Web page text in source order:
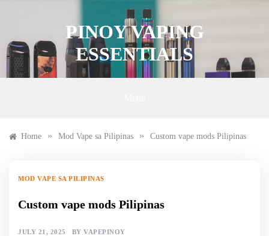
PINOY VAPING
ESSENTIALS
Home » Mod Vape sa Pilipinas » Custom vape mods Pilipinas
MOD VAPE SA PILIPINAS
Custom vape mods Pilipinas
JULY 21, 2025 BY VAPEPINOY